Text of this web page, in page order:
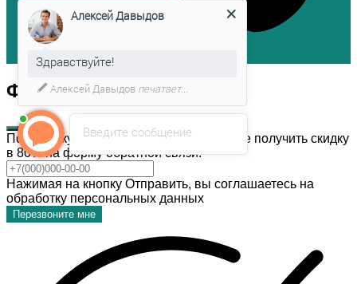
Форма обратной связи
После покупки темы дизайна, Вы можете получить скидку
в 80% на форму обратной связи!
Нажимая на кнопку Отправить, вы соглашаетесь на
обработку персональных данных
Перезвоните мне
Введите сообщение
Алексей Давыдов
Здравствуйте!
Алексей Давыдов печатает...